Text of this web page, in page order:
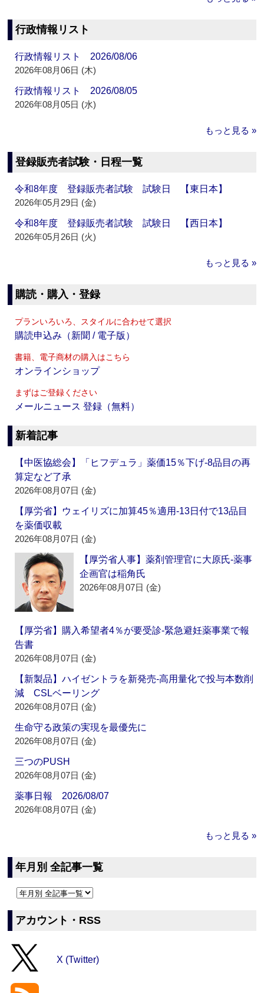
行政情報リスト
行政情報リスト 2026/08/06
2026年08月06日 (木)
行政情報リスト 2026/08/05
2026年08月05日 (水)
もっと見る »
登録販売者試験・日程一覧
令和8年度 登録販売者試験 試験日 【東日本】
2026年05月29日 (金)
令和8年度 登録販売者試験 試験日 【西日本】
2026年05月26日 (火)
もっと見る »
購読・購入・登録
プランいろいろ、スタイルに合わせて選択
購読申込み（新聞 / 電子版）
書籍、電子商材の購入はこちら
オンラインショップ
まずはご登録ください
メールニュース 登録（無料）
新着記事
【中医協総会】「ヒフデュラ」薬価15％下げ‐8品目の再
算定など了承
2026年08月07日 (金)
【厚労省】ウェイリズに加算45％適用‐13日付で13品目
を薬価収載
2026年08月07日 (金)
【厚労省人事】薬剤管理官に大原氏‐薬事
企画官は稲角氏
2026年08月07日 (金)
【厚労省】購入希望者4％が要受診‐緊急避妊薬事業で報
告書
2026年08月07日 (金)
【新製品】ハイゼントラを新発売‐高用量化で投与本数削
減 CSLベーリング
2026年08月07日 (金)
生命守る政策の実現を最優先に
2026年08月07日 (金)
三つのPUSH
2026年08月07日 (金)
薬事日報 2026/08/07
2026年08月07日 (金)
もっと見る »
年月別 全記事一覧
アカウント・RSS
X (Twitter)